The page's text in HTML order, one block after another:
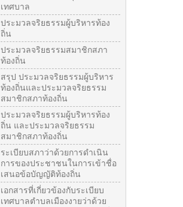
เทศบาล
ประมวลจริยธรรมผู้บริหารท้อง
ถิ่น
ประมวลจริยธรรมสมาชิกสภา
ท้องถิ่น
สรุป ประมวลจริยธรรมผู้บริหาร
ท้องถิ่นและประมวลจริยธรรม
สมาชิกสภาท้องถิ่น
ประมวลจริยธรรมผู้บริหารท้อง
ถิ่น และประมวลจริยธรรม
สมาชิกสภาท้องถิ่น
ระเบียบสภาว่าด้วยการดำเนิน
การของประชาชนในการเข้าชื่อ
เสนอข้อบัญญัติท้องถิ่น
เอกสารที่เกี่ยวข้องกับระเบียบ
เทศบาลตำบลเมืองงายว่าด้วย